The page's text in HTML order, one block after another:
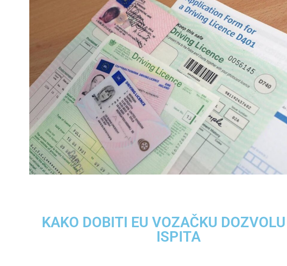
KAKO DOBITI EU VOZAČKU
ISPITA